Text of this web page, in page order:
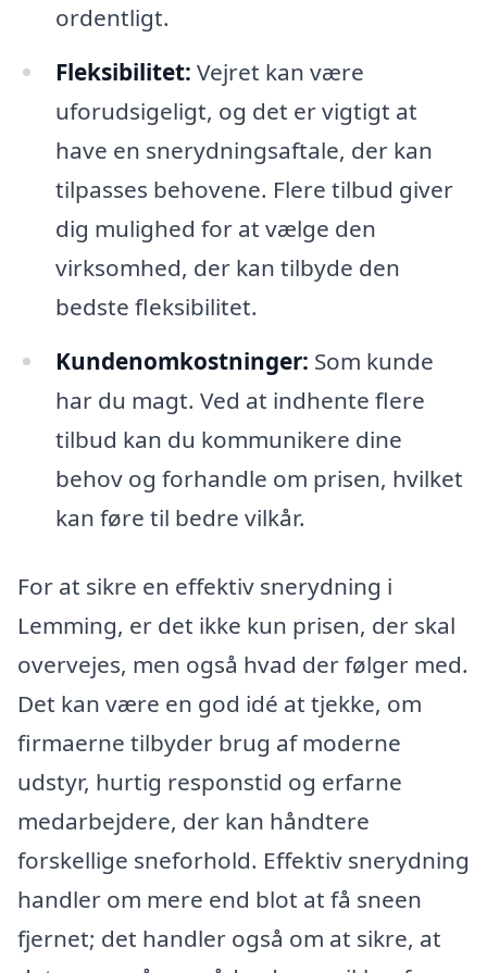
ordentligt.
Fleksibilitet: Vejret kan være
uforudsigeligt, og det er vigtigt at
have en snerydningsaftale, der kan
tilpasses behovene. Flere tilbud giver
dig mulighed for at vælge den
virksomhed, der kan tilbyde den
bedste fleksibilitet.
Kundenomkostninger: Som kunde
har du magt. Ved at indhente flere
tilbud kan du kommunikere dine
behov og forhandle om prisen, hvilket
kan føre til bedre vilkår.
For at sikre en effektiv snerydning i
Lemming, er det ikke kun prisen, der skal
overvejes, men også hvad der følger med.
Det kan være en god idé at tjekke, om
firmaerne tilbyder brug af moderne
udstyr, hurtig responstid og erfarne
medarbejdere, der kan håndtere
forskellige sneforhold. Effektiv snerydning
handler om mere end blot at få sneen
fjernet; det handler også om at sikre, at